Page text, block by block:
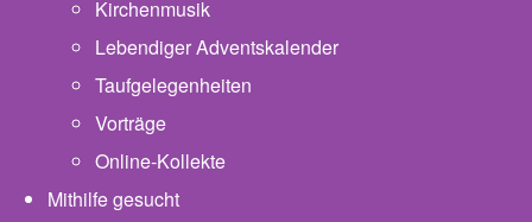
Kirchenmusik
Lebendiger Adventskalender
Taufgelegenheiten
Vorträge
Online-Kollekte
Mithilfe gesucht